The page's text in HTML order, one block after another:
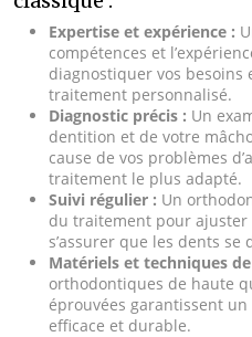
Expertise et expérience :
compétences et
diagnostiquer vos besoins
traitement personnalisé.
Diagnostic précis : Un
dentition et de votre
cause de vos problèmes
traitement le plus adapté.
Suivi régulier : Un
du traitement pour
s’assurer que les dents
Matériels et techniques
orthodontiques de haute
éprouvées garantissent
efficace et durable.